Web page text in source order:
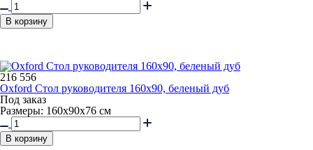
В корзину
216 556
Oxford Стол руководителя 160x90, беленый дуб
Под заказ
Размеры: 160x90x76 см
В корзину